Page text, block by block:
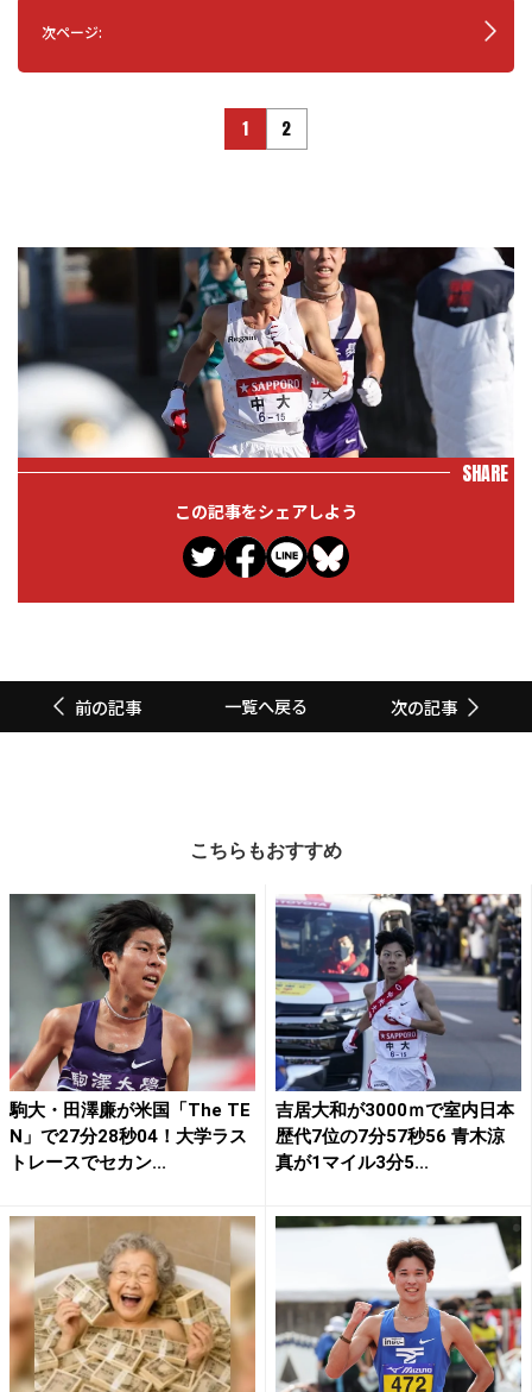
次ページ:
1 2
SHARE
この記事をシェアしよう
前の記事 一覧へ戻る 次の記事
こちらもおすすめ
駒大・田澤廉が米国「The TE
N」で27分28秒04！大学ラス
トレースでセカン...
吉居大和が3000ｍで室内日本
歴代7位の7分57秒56 青木涼
真が1マイル3分5...